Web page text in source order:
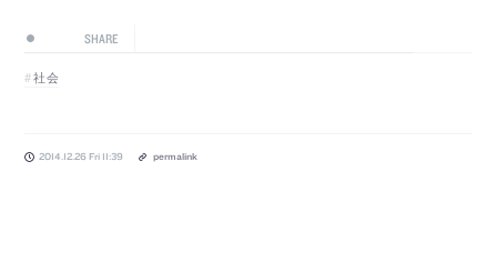
SHARE
社会
2014.12.26 Fri 11:39 permalink